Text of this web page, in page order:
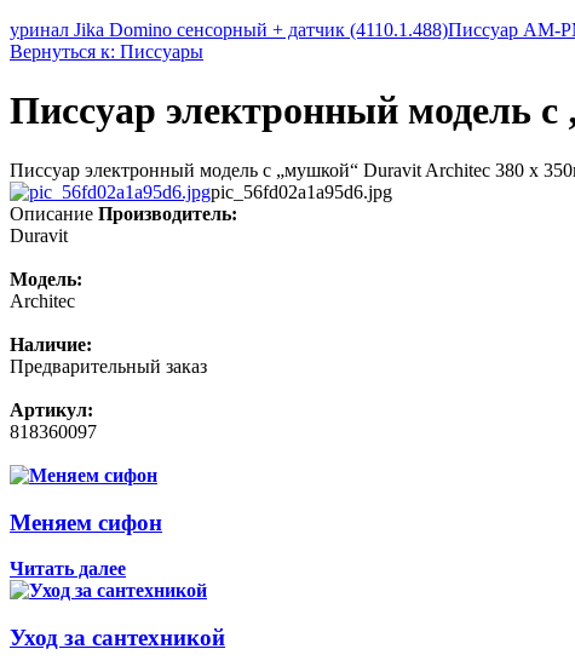
уринал Jika Domino сенсорный + датчик (4110.1.488)Писсуар AM-
Вернуться к: Писсуары
Писсуар электронный модель
Писсуар электронный модель с „мушкой“ Duravit Architec 380 x
pic_56fd02a1a95d6.jpg
Описание Производитель:
Duravit
Модель:
Architec
Наличие:
Предварительный заказ
Артикул:
818360097
Меняем сифон
Читать далее
Уход за сантехникой